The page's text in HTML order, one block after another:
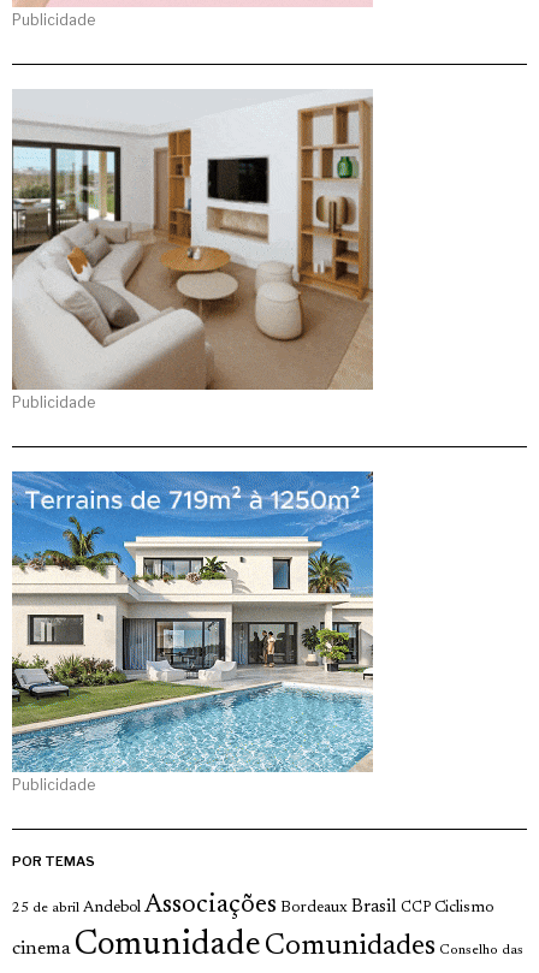
Publicidade
Publicidade
Publicidade
POR TEMAS
25 de abril Andebol Associações Bordeaux Brasil CCP Ciclismo
cinema Comunidade Comunidades Conselho das